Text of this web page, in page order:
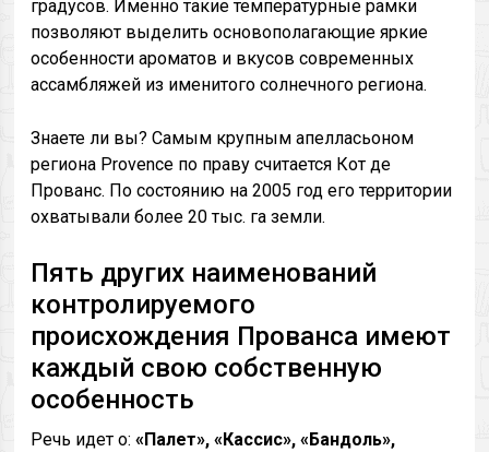
градусов. Именно такие температурные рамки
позволяют выделить основополагающие яркие
особенности ароматов и вкусов современных
ассамбляжей из именитого солнечного региона.
Знаете ли вы? Самым крупным апелласьоном
региона Provence по праву считается Кот де
Прованс. По состоянию на 2005 год его территории
охватывали более 20 тыс. га земли.
Пять других наименований
контролируемого
происхождения Прованса имеют
каждый свою собственную
особенность
Речь идет о:«Палет», «Кассис», «Бандоль»,